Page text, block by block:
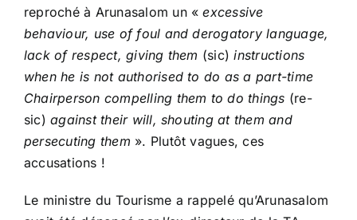
reproché à Arunasalom un «excessive
behaviour, use of foul and derogatory language,
lack of respect, giving them (sic) instructions
when he is not authorised to do as a part-time
Chairperson compelling them to do things (re-
sic) against their will, shouting at them and
persecuting them ». Plutôt vagues, ces
accusations !
Le ministre du Tourisme a rappelé qu’Arunasalom